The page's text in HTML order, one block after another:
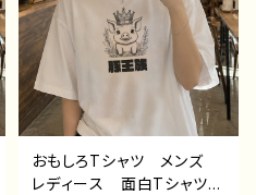
ズ 半袖シャツ デザイ
ン コラボ 悪いことを言
うパンダ タイトル：たいや
き悪パンダ 作：こさつね
C-3
おもしろTシャツ メンズ
レディース 面白Tシャツ